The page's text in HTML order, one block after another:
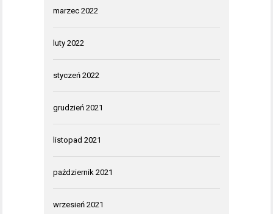
marzec 2022
luty 2022
styczeń 2022
grudzień 2021
listopad 2021
październik 2021
wrzesień 2021